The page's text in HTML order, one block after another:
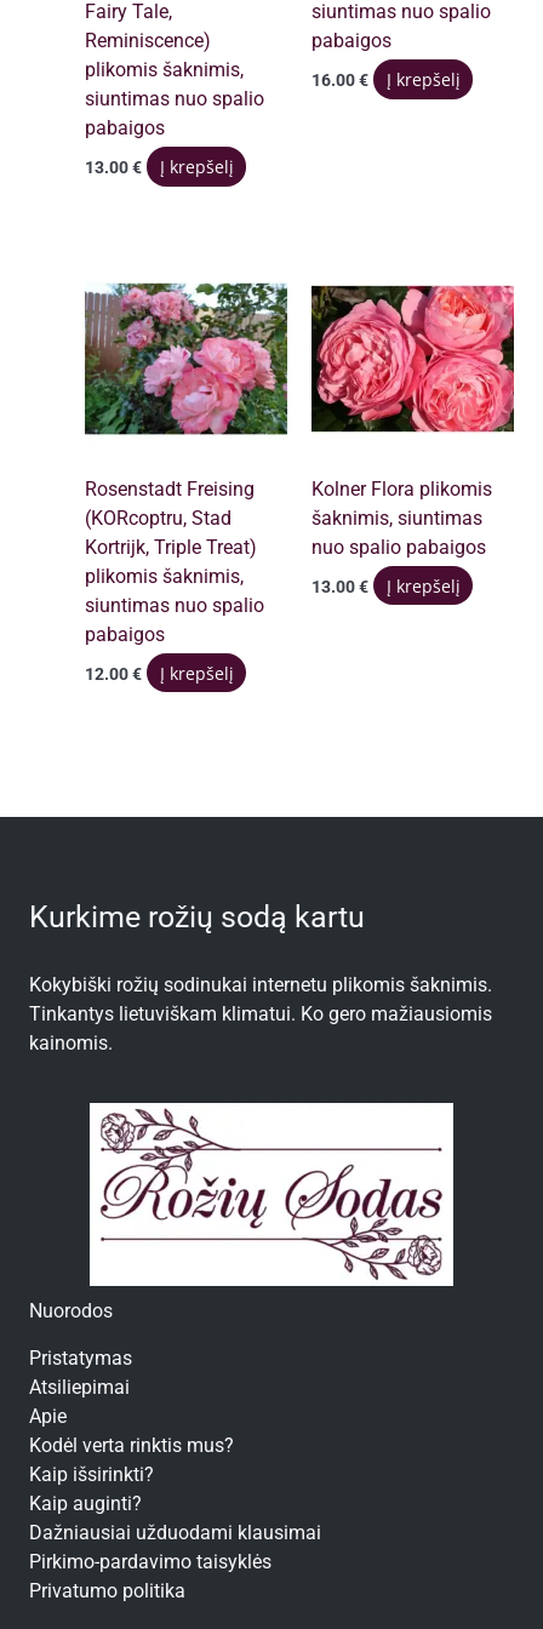
Fairy Tale,
Reminiscence)
plikomis šaknimis,
siuntimas nuo spalio
pabaigos
13.00€ Į krepšelį
siuntimas nuo spalio
pabaigos
16.00€ Į krepšelį
Rosenstadt Freising
(KORcoptru, Stad
Kortrijk, Triple Treat)
plikomis šaknimis,
siuntimas nuo spalio
pabaigos
12.00€ Į krepšelį
Kolner Flora plikomis
šaknimis, siuntimas
nuo spalio pabaigos
13.00€ Į krepšelį
Kurkime rožių sodą kartu
Kokybiški rožių sodinukai internetu plikomis šaknimis.
Tinkantys lietuviškam klimatui. Ko gero mažiausiomis
kainomis.
Nuorodos
Pristatymas
Atsiliepimai
Apie
Kodėl verta rinktis mus?
Kaip išsirinkti?
Kaip auginti?
Dažniausiai užduodami klausimai
Pirkimo-pardavimo taisyklės
Privatumo politika